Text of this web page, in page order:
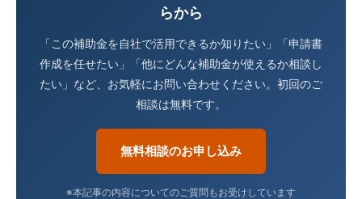
らから
「この補助金を自社で活用できるか知りたい」「申請書
作成を任せたい」「他にどんな補助金が使えるか相談し
たい」など、お気軽にお問い合わせください。初回のご
相談は無料です。
無料相談のお申し込み
※本記事の内容についてのご質問もお受けしています